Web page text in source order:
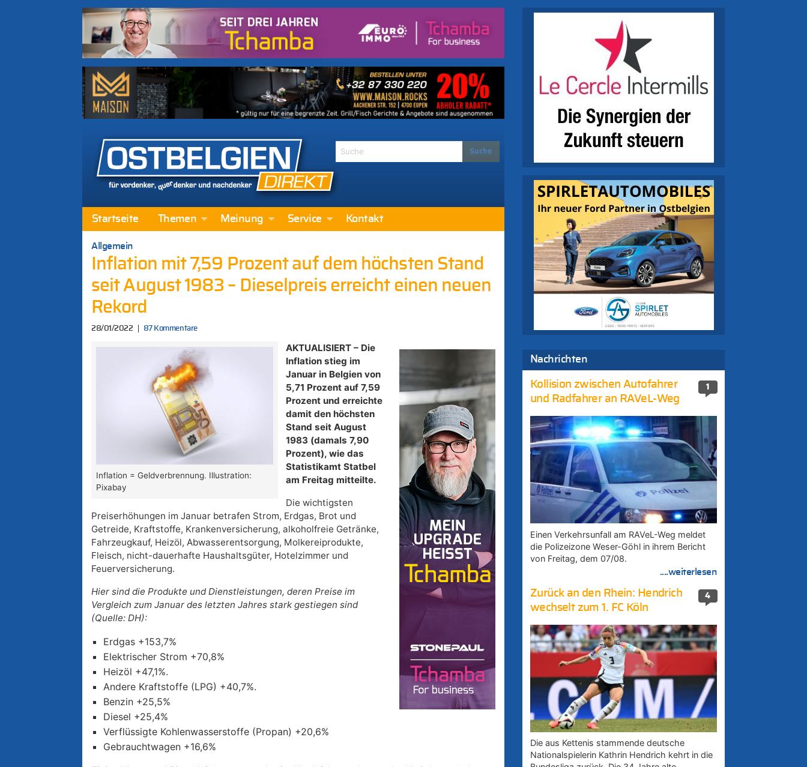
Startseite Themen Meinung Service Kontakt
Allgemein
Inflation mit 7,59 Prozent auf dem höchsten Stand
seit August 1983 – Dieselpreis erreicht einen neuen
Rekord
28/01/2022 87 Kommentare
Inflation = Geldverbrennung. Illustration:
Pixabay
AKTUALISIERT – Die
Inflation stieg im
Januar in Belgien von
5,71 Prozent auf 7,59
Prozent und erreichte
damit den höchsten
Stand seit August
1983 (damals 7,90
Prozent), wie das
Statistikamt Statbel
am Freitag mitteilte.
Die wichtigsten
Preiserhöhungen im Januar betrafen Strom, Erdgas, Brot und
Getreide, Kraftstoffe, Krankenversicherung, alkoholfreie Getränke,
Fahrzeugkauf, Heizöl, Abwasserentsorgung, Molkereiprodukte,
Fleisch, nicht-dauerhafte Haushaltsgüter, Hotelzimmer und
Feuerversicherung.
Hier sind die Produkte und Dienstleistungen, deren Preise im
Vergleich zum Januar des letzten Jahres stark gestiegen sind
(Quelle: DH):
Erdgas +153,7%
Elektrischer Strom +70,8%
Heizöl +47,1%.
Andere Kraftstoffe (LPG) +40,7%.
Benzin +25,5%
Diesel +25,4%
Verflüssigte Kohlenwasserstoffe (Propan) +20,6%
Gebrauchtwagen +16,6%
Nachrichten
1
Kollision zwischen Autofahrer
und Radfahrer an RAVeL-Weg
Einen Verkehrsunfall am RAVeL-Weg meldet
die Polizeizone Weser-Göhl in ihrem Bericht
von Freitag, dem 07/08.
....weiterlesen
4
Zurück an den Rhein: Hendrich
wechselt zum 1. FC Köln
Die aus Kettenis stammende deutsche
Nationalspielerin Kathrin Hendrich kehrt in die